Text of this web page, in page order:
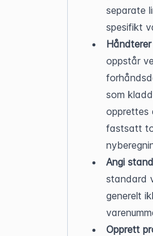
separate
spesifikt
oppstår
som
opprettes
fastsatt
Angi
standard
generelt
Opprett